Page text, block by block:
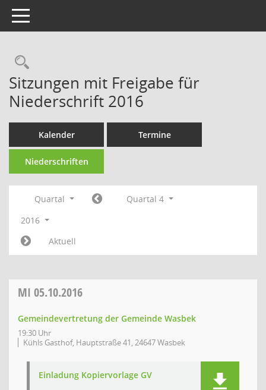
Toggle navigation
Rechercheauswahl
Sitzungen mit Freigabe für
Niederschrift 2016
Kalender Termine
Niederschriften
Quartal
Quartal 4
2016
Aktuell
MI 05.10.2016
Gemeindevertretung der Gemeinde Wasbek
19:30 Uhr
Kühls Gasthof, Hauptstraße 41, 24647 Wasbek
Einladung Kopiervorlage GV